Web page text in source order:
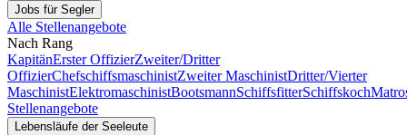
Jobs für Segler
Alle Stellenangebote
Nach Rang
KapitänErster OffizierZweiter/Dritter
OffizierChefschiffsmaschinistZweiter MaschinistDritter/Vierter
MaschinistElektromaschinistBootsmannSchiffsfitterSchiffskoch
Stellenangebote
Lebensläufe der Seeleute